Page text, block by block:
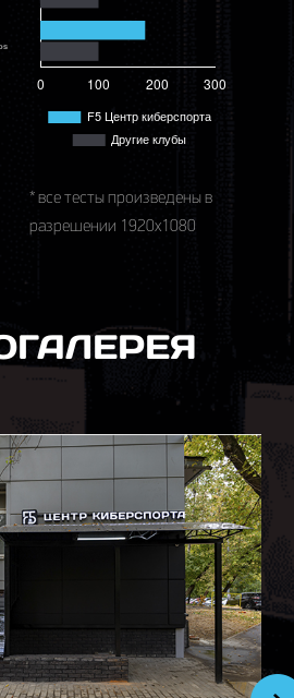
* все тесты произведены в
разрешении 1920x1080